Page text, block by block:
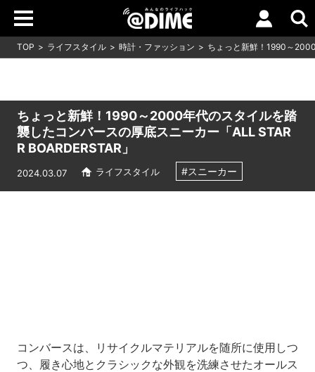
TOP ライフスタイル 時計・ファッション ちょっと新鮮！1990～
ちょっと新鮮！1990～2000年代のスタイルを踏
襲したコンバースの厚底スニーカー「ALL STAR
R BOARDERSTAR」
2024.03.07 ライフスタイル #スニーカー
コンバースは、リサイクルマテリアルを随所に使用しつ
つ、履き心地とクラシックな外観を洗練させたオールス